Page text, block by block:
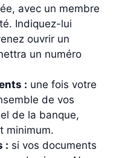
avec un membre
Indiquez-lui
ouvrir un
un numéro
: une fois votre
de vos
de la banque,
minimum.
: si vos documents